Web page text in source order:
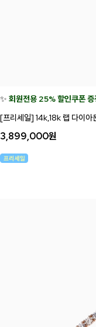
✨ 회원전용 25% 할인쿠폰 증
[프리세일] 14k,18k 랩 다이아
3,899,000원